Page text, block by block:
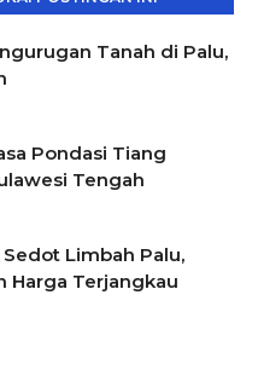
Tanah di Palu,
Pondasi Tiang
Tengah
Limbah Palu,
Harga Terjangkau